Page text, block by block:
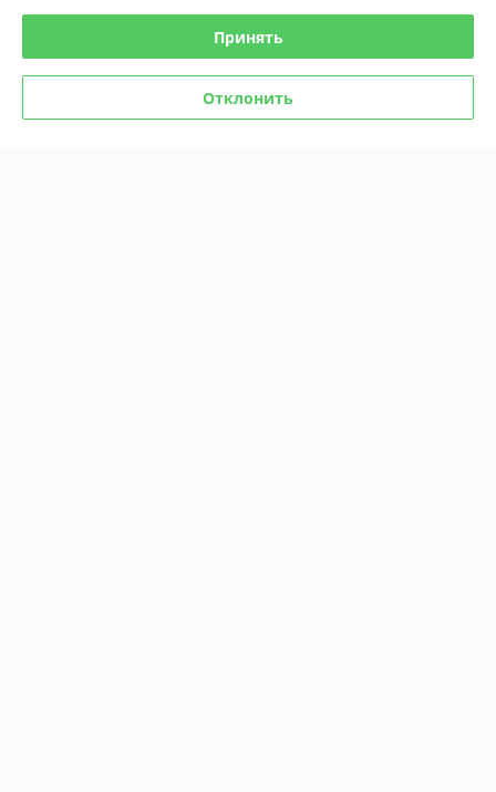
45 отзывов за всё время
10.06.2026
Олег
Принять
Отклонить